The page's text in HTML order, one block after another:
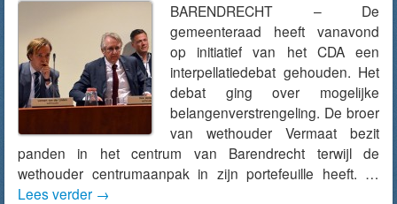
BARENDRECHT – De
gemeenteraad heeft vanavond
op initiatief van het CDA een
interpellatiedebat gehouden. Het
debat ging over mogelijke
belangenverstrengeling. De broer
van wethouder Vermaat bezit
panden in het centrum van Barendrecht terwijl de
wethouder centrumaanpak in zijn portefeuille heeft. …
Lees verder →